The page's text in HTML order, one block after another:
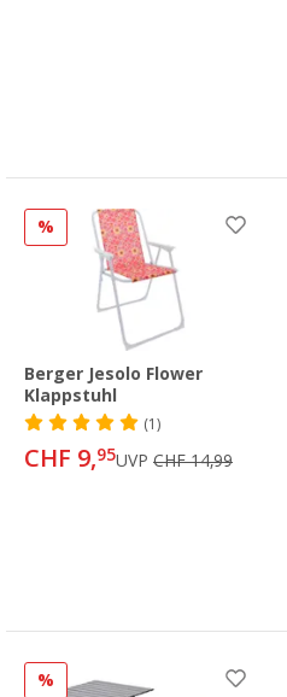
%
Berger Jesolo Flower
Klappstuhl
(1)
CHF 9,95UVP CHF 14,99
%